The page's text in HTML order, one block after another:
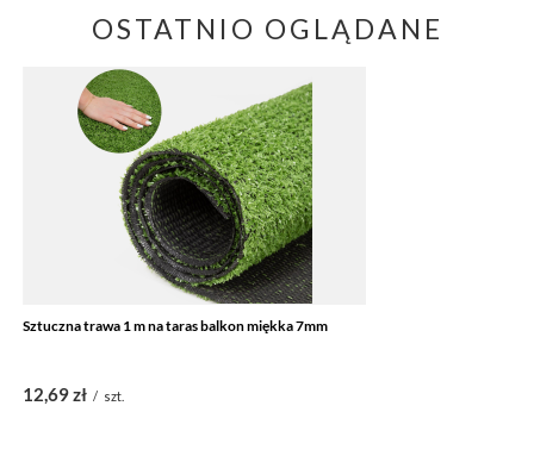
OSTATNIO OGLĄDANE
Sztuczna trawa 1 m na taras balkon miękka 7mm
12,69 zł / szt.